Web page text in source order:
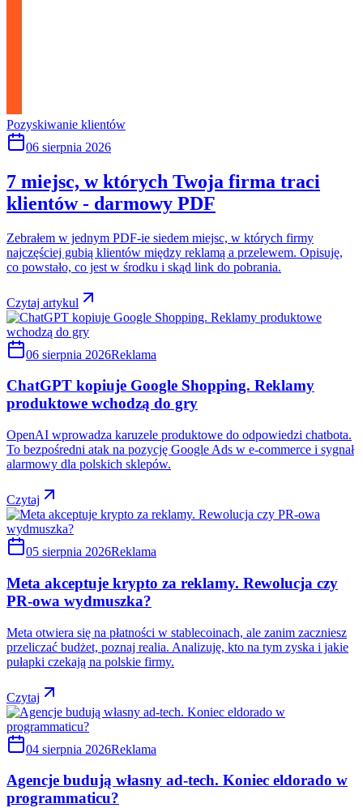
Pozyskiwanie klientów
06 sierpnia 2026
7 miejsc, w których Twoja firma traci
klientów - darmowy PDF
Zebrałem w jednym PDF-ie siedem miejsc, w których firmy
najczęściej gubią klientów między reklamą a przelewem. Opisuję,
co powstało, co jest w środku i skąd link do pobrania.
Czytaj artykul
06 sierpnia 2026Reklama
ChatGPT kopiuje Google Shopping. Reklamy
produktowe wchodzą do gry
OpenAI wprowadza karuzele produktowe do odpowiedzi chatbota.
To bezpośredni atak na pozycję Google Ads w e-commerce i sygnał
alarmowy dla polskich sklepów.
Czytaj
05 sierpnia 2026Reklama
Meta akceptuje krypto za reklamy. Rewolucja czy
PR-owa wydmuszka?
Meta otwiera się na płatności w stablecoinach, ale zanim zaczniesz
przeliczać budżet, poznaj realia. Analizuję, kto na tym zyska i jakie
pułapki czekają na polskie firmy.
Czytaj
04 sierpnia 2026Reklama
Agencje budują własny ad-tech. Koniec eldorado w
programmaticu?